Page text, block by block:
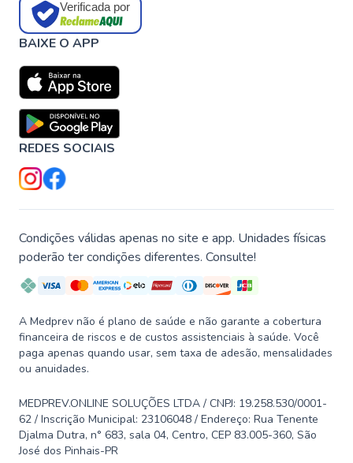
Verificada por
BAIXE O APP
REDES SOCIAIS
Condições válidas apenas no site e app. Unidades físicas
poderão ter condições diferentes. Consulte!
A Medprev não é plano de saúde e não garante a cobertura
financeira de riscos e de custos assistenciais à saúde. Você
paga apenas quando usar, sem taxa de adesão, mensalidades
ou anuidades.
MEDPREV.ONLINE SOLUÇÕES LTDA / CNPJ: 19.258.530/0001-
62 / Inscrição Municipal: 23106048 / Endereço: Rua Tenente
Djalma Dutra, n° 683, sala 04, Centro, CEP 83.005-360, São
José dos Pinhais-PR